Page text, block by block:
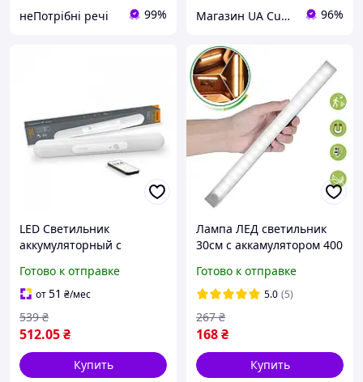
неПотрібні речі 99% Магазин UA Cubase 96%
LED Светильник
аккумуляторный с
VIDEX VL-NL013W-SR
Готово к отправке
от51 ₴/мес
512.05₴
539 ₴
Купить
Лампа ЛЕД светильник
30см с аккамулятором 400
Ночник портативный с
датчиком движения
Готово к отправке
5.0 (5)
168₴
267 ₴
Купить